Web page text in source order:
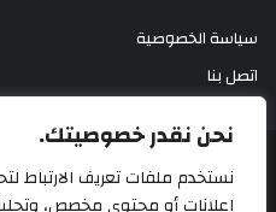
نحن نقدر خصوصيتك.
نستخدم ملفات تعريف الارتباط
سياسة الخصوصية
اتصل بنا
أزري بريس